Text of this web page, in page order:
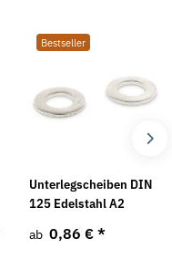
Bestseller
Unterlegscheiben DIN
125 Edelstahl A2
ab 0,86 € *